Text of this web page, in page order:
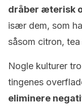
dråber æterisk
især dem, som
såsom citron,
Nogle kulturer
tingenes
eliminere